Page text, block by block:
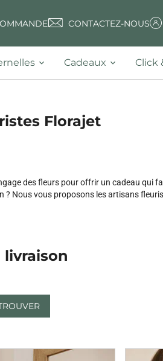
CONTACTEZ-NOUS
Cadeaux Click
Florajet
des fleurs pour offrir un cadeau qui
Nous vous proposons les artisans
livraison